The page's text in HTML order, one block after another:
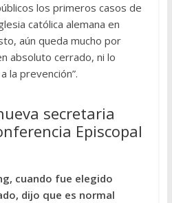
los primeros casos de
católica alemana en
aún queda mucho por
absoluto cerrado, ni lo
la prevención”.
secretaria
Episcopal
cuando fue elegido
dijo que es normal